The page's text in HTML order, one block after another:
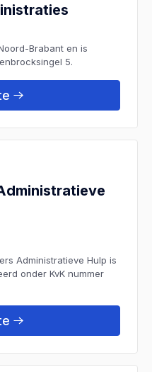
Brabant en is
5.
Administratieve Hulp is
onder KvK nummer